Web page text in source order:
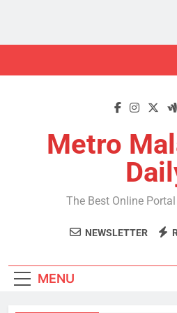
Metro
The Best Online
NEWSLETTER
MENU